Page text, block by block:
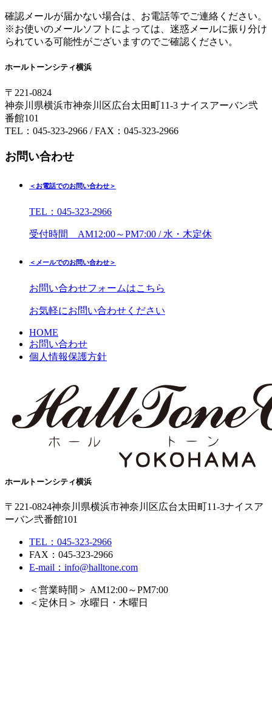
確認メールが届かない場合は、お電話等でご連絡ください。
※お使いのメールソフトによっては、迷惑メールに振り分け
られている可能性がございますのでご確認ください。
ホールトーンシティ横浜
〒221-0824
神奈川県横浜市神奈川区広台太田町11-3 ナイスアーバン弐
番館101
TEL：045-323-2966 / FAX：045-323-2966
お問い合わせ
＜お電話でのお問い合わせ＞
TEL：045-323-2966
受付時間 AM12:00～PM7:00 / 水・木定休
＜メールでのお問い合わせ＞
お問い合わせフォームはこちら
お気軽にお問い合わせください
HOME
お問い合わせ
個人情報保護方針
ホールトーンシティ横浜
〒221-0824神奈川県横浜市神奈川区広台太田町11-3ナイスア
ーバン弐番館101
TEL：045-323-2966
FAX：045-323-2966
E-mail：info@halltone.com
＜営業時間＞ AM12:00～PM7:00
＜定休日＞ 水曜日・木曜日